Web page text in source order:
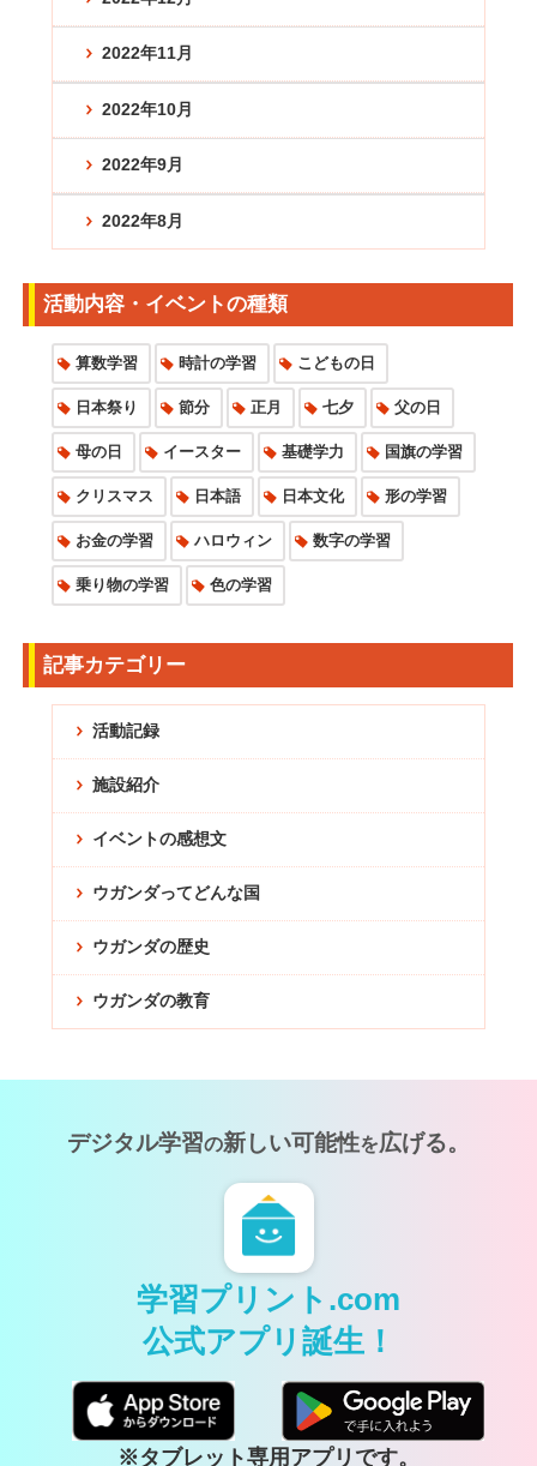
2022年11月
2022年10月
2022年9月
2022年8月
活動内容・イベントの種類
算数学習 時計の学習 こどもの日
日本祭り 節分 正月 七夕 父の日
母の日 イースター 基礎学力 国旗の学習
クリスマス 日本語 日本文化 形の学習
お金の学習 ハロウィン 数字の学習
乗り物の学習 色の学習
記事カテゴリー
活動記録
施設紹介
イベントの感想文
ウガンダってどんな国
ウガンダの歴史
ウガンダの教育
デジタル学習の新しい可能性を広げる。
学習プリント.com
公式アプリ誕生！
※タブレット専用アプリです。